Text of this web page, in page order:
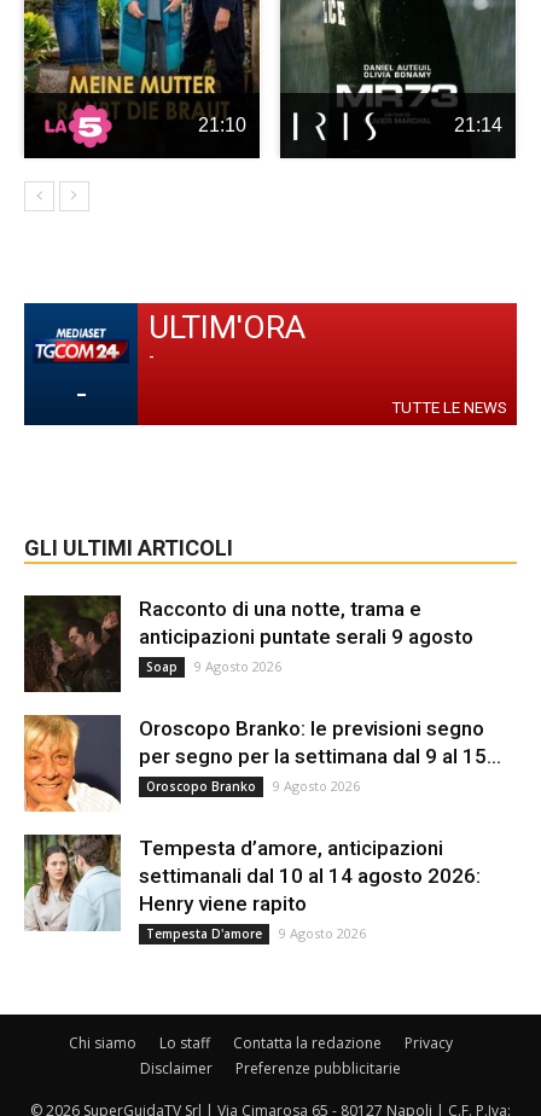
21:10 21:14
-
ULTIM'ORA
-
TUTTE LE NEWS
GLI ULTIMI ARTICOLI
Racconto di una notte, trama e
anticipazioni puntate serali 9 agosto
Soap 9 Agosto 2026
Oroscopo Branko: le previsioni segno
per segno per la settimana dal 9 al 15...
Oroscopo Branko 9 Agosto 2026
Tempesta d’amore, anticipazioni
settimanali dal 10 al 14 agosto 2026:
Henry viene rapito
Tempesta D'amore 9 Agosto 2026
Chi siamo Lo staff Contatta la redazione
Privacy
Disclaimer
Preferenze pubblicitarie
© 2026 SuperGuidaTV Srl | Via Cimarosa 65 - 80127 Napoli | C.F. P.Iva: